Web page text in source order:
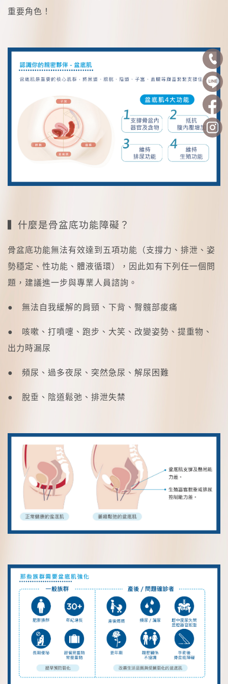
重要角色！
▍什麼是骨盆底功能障礙？
骨盆底功能無法有效達到五項功能（支撐力、排泄、姿
勢穩定、性功能、體液循環），因此如有下列任一個問
題，建議進一步與專業人員諮詢。
● 無法自我緩解的肩頸、下背、臀髖部痠痛
● 咳嗽、打噴嚏、跑步、大笑、改變姿勢、提重物、
出力時漏尿
● 頻尿、過多夜尿、突然急尿、解尿困難
● 脫垂、陰道鬆弛、排泄失禁